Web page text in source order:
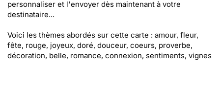
personnaliser et l'envoyer dès maintenant à votre
destinataire...
Voici les thèmes abordés sur cette carte : amour, fleur,
fête, rouge, joyeux, doré, douceur, coeurs, proverbe,
décoration, belle, romance, connexion, sentiments, vignes